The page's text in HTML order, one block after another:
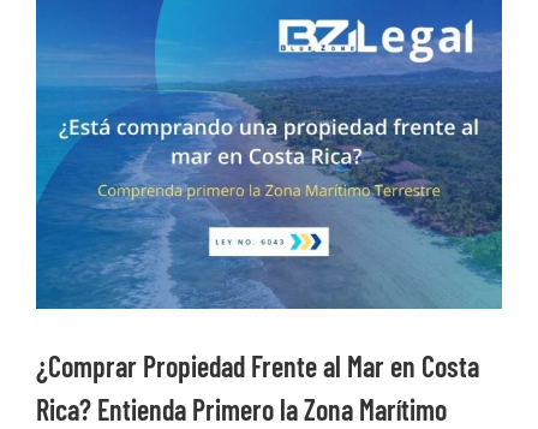
¿Comprar Propiedad Frente al Mar en Costa
Rica? Entienda Primero la Zona Marítimo